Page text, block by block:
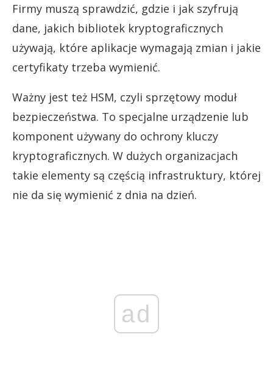
Firmy muszą sprawdzić, gdzie i jak szyfrują
dane, jakich bibliotek kryptograficznych
używają, które aplikacje wymagają zmian i jakie
certyfikaty trzeba wymienić.
Ważny jest też HSM, czyli sprzętowy moduł
bezpieczeństwa. To specjalne urządzenie lub
komponent używany do ochrony kluczy
kryptograficznych. W dużych organizacjach
takie elementy są częścią infrastruktury, której
nie da się wymienić z dnia na dzień.
ad